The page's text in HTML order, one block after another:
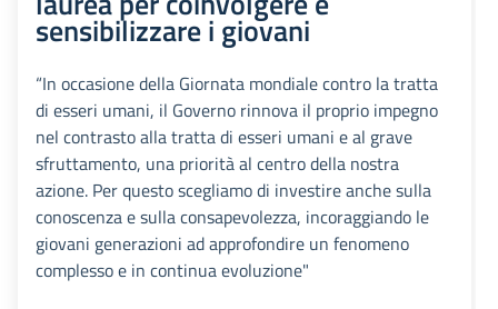
sensibilizzare i giovani
“In occasione della Giornata mondiale contro la tratta
di esseri umani, il Governo rinnova il proprio impegno
nel contrasto alla tratta di esseri umani e al grave
sfruttamento, una priorità al centro della nostra
azione. Per questo scegliamo di investire anche sulla
conoscenza e sulla consapevolezza, incoraggiando le
giovani generazioni ad approfondire un fenomeno
complesso e in continua evoluzione"